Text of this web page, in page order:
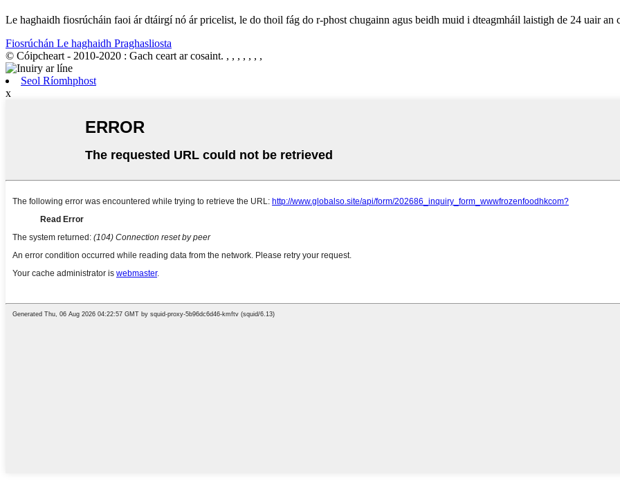
Le haghaidh fiosrúcháin faoi ár dtáirgí nó ár pricelist, le do thoil fág do r-phost chugainn agus beidh muid i dteagmháil laistigh de 24 uair an
Fiosrúchán Le haghaidh Praghasliosta
© Cóipcheart - 2010-2020 : Gach ceart ar cosaint. , , , , , , ,
Seol Ríomhphost
x